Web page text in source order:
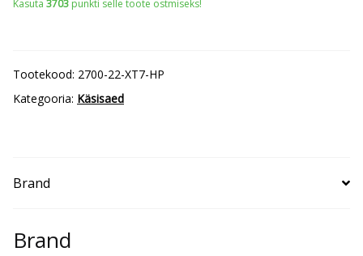
Kasuta 3703 punkti selle toote ostmiseks!
Tootekood: 2700-22-XT7-HP
Kategooria: Käsisaed
Brand
Brand